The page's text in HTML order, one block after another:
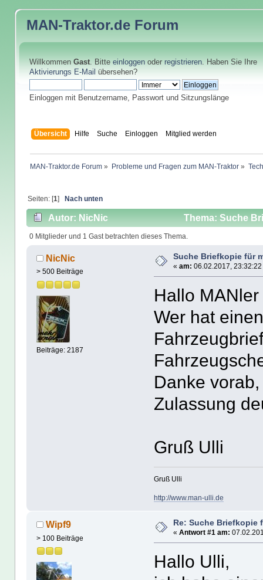
MAN-Traktor.de Forum
Willkommen Gast. Bitte einloggenoder registrieren. Haben Sie Ihre
Aktivierungs E-Mail übersehen?
Einloggen mit Benutzername, Passwort und Sitzungslänge
Übersicht Hilfe Suche Einloggen Mitglied werden
MAN-Traktor.de Forum » Probleme und Fragen zum MAN-Traktor »
Seiten: [1] Nach unten
Autor: NicNic Thema: Suche
0 Mitglieder und 1 Gast betrachten dieses Thema.
NicNic
> 500 Beiträge
Beiträge: 2187
Suche Briefkopie für
« am: 06.02.2017, 23:32:22
Hallo MANler
Wer hat
Danke
Zulassung
Gruß Ulli
Gruß Ulli
http://www.man-ulli.de
Wipf9
> 100 Beiträge
Re: Suche Briefkopie
« Antwort #1 am:
Hallo Ulli,